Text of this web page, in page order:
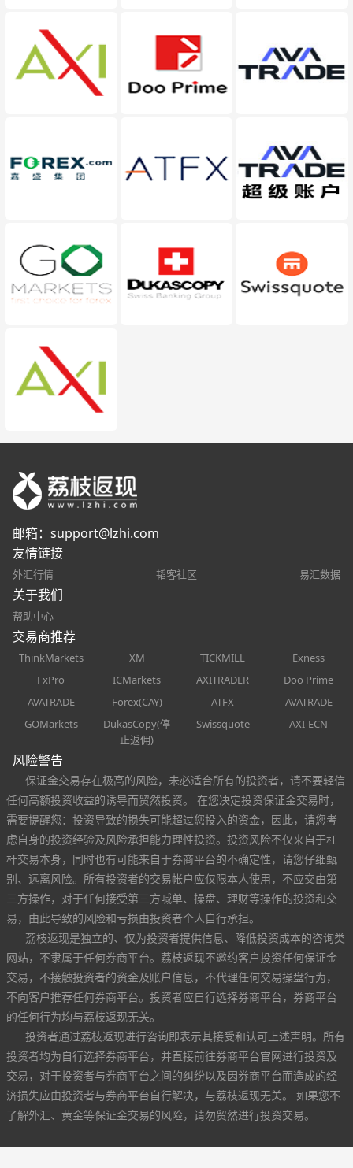
邮箱： support@lzhi.com
友情链接
外汇行情 韬客社区 易汇数据
关于我们
帮助中心
交易商推荐
ThinkMarkets XM TICKMILL
Exness
FxPro
ICMarkets AXITRADER
Doo Prime
AVATRADE
Forex(CAY) ATFX
AVATRADE
GOMarkets
DukasCopy(停
止返佣)
Swissquote AXI-ECN
风险警告
保证金交易存在极高的风险，未必适合所有的投资者，请不要轻信
任何高额投资收益的诱导而贸然投资。 在您决定投资保证金交易时，
需要提醒您：投资导致的损失可能超过您投入的资金，因此，请您考
虑自身的投资经验及风险承担能力理性投资。投资风险不仅来自于杠
杆交易本身，同时也有可能来自于券商平台的不确定性，请您仔细甄
别、远离风险。所有投资者的交易帐户应仅限本人使用，不应交由第
三方操作，对于任何接受第三方喊单、操盘、理财等操作的投资和交
易，由此导致的风险和亏损由投资者个人自行承担。
荔枝返现是独立的、仅为投资者提供信息、降低投资成本的咨询类
网站，不隶属于任何券商平台。荔枝返现不邀约客户投资任何保证金
交易，不接触投资者的资金及账户信息，不代理任何交易操盘行为，
不向客户推荐任何券商平台。投资者应自行选择券商平台，券商平台
的任何行为均与荔枝返现无关。
投资者通过荔枝返现进行咨询即表示其接受和认可上述声明。所有
投资者均为自行选择券商平台，并直接前往券商平台官网进行投资及
交易，对于投资者与券商平台之间的纠纷以及因券商平台而造成的经
济损失应由投资者与券商平台自行解决，与荔枝返现无关。 如果您不
了解外汇、黄金等保证金交易的风险，请勿贸然进行投资交易。